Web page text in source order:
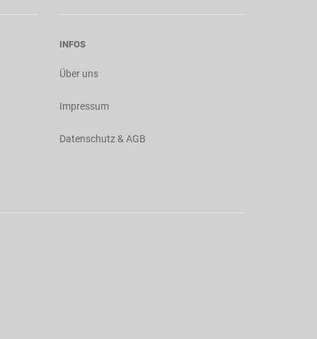
INFOS
Über uns
Impressum
Datenschutz & AGB